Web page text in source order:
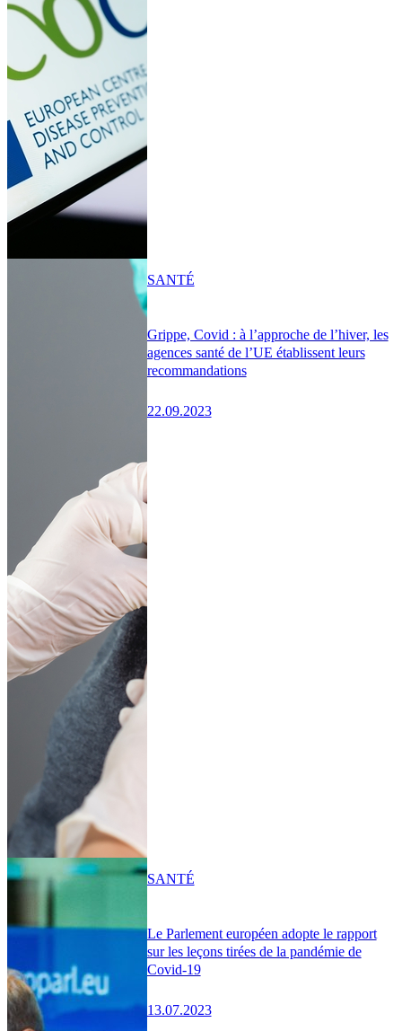
Grippe, Covid : à l’approche de l’hiver, les
agences santé de l’UE établissent leurs
recommandations
22.09.2023
SANTÉ
Le Parlement européen adopte le rapport
sur les leçons tirées de la pandémie de
Covid-19
13.07.2023
SANTÉ